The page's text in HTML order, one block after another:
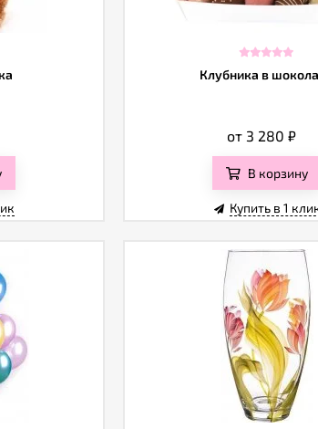
Клубника в
от 3 280 ₽
В корзину
Купить в 1